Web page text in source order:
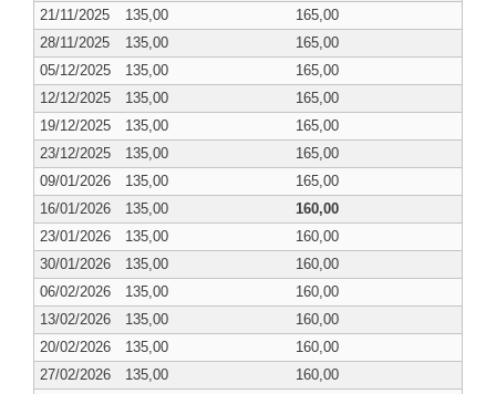
21/11/2025
135,00
165,00
28/11/2025
135,00
165,00
05/12/2025
135,00
165,00
12/12/2025
135,00
165,00
19/12/2025
135,00
165,00
23/12/2025
135,00
165,00
09/01/2026
135,00
165,00
16/01/2026
135,00
160,00
23/01/2026
135,00
160,00
30/01/2026
135,00
160,00
06/02/2026
135,00
160,00
13/02/2026
135,00
160,00
20/02/2026
135,00
160,00
27/02/2026
135,00
160,00